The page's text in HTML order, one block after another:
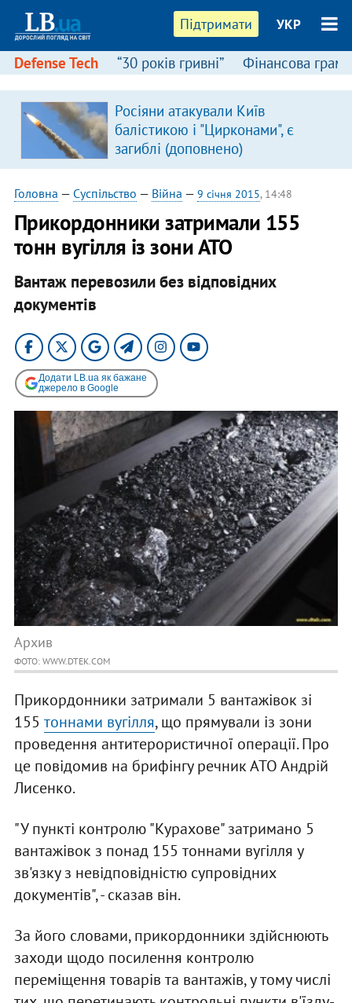
Підтримати УКР
Defense Tech “30 років гривні” Фінансова
Росіяни атакували Київ
балістикою і "Цирконами", є
загиблі (доповнено)
Головна — Суспільство — Війна — 9 січня 2015, 14:48
Прикордонники затримали 155
тонн вугілля із зони АТО
Вантаж перевозили без відповідних
документів
Додати LB.ua як бажане
джерело в Google
Архив
ФОТО: WWW.DTEK.COM
Прикордонники затримали 5 вантажівок зі
155 тоннами вугілля, що прямували із зони
проведення антитерористичної операції. Про
це повідомив на брифінгу речник АТО Андрій
Лисенко.
"У пункті контролю "Курахове" затримано 5
вантажівок з понад 155 тоннами вугілля у
зв'язку з невідповідністю супровідних
документів", - сказав він.
За його словами, прикордонники здійснюють
заходи щодо посилення контролю
переміщення товарів та вантажів, у тому числі